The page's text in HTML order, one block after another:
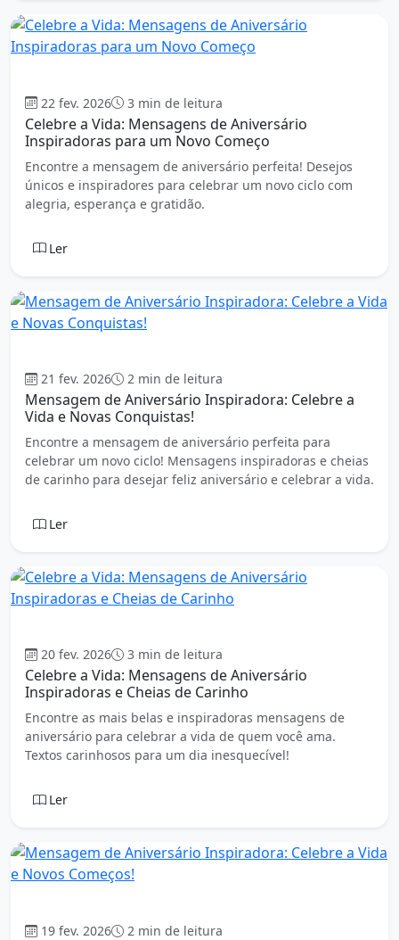
22 fev. 2026 3 min de leitura
Celebre a Vida: Mensagens de Aniversário
Inspiradoras para um Novo Começo
Encontre a mensagem de aniversário perfeita! Desejos
únicos e inspiradores para celebrar um novo ciclo com
alegria, esperança e gratidão.
Ler
21 fev. 2026 2 min de leitura
Mensagem de Aniversário Inspiradora: Celebre a
Vida e Novas Conquistas!
Encontre a mensagem de aniversário perfeita para
celebrar um novo ciclo! Mensagens inspiradoras e cheias
de carinho para desejar feliz aniversário e celebrar a vida.
Ler
20 fev. 2026 3 min de leitura
Celebre a Vida: Mensagens de Aniversário
Inspiradoras e Cheias de Carinho
Encontre as mais belas e inspiradoras mensagens de
aniversário para celebrar a vida de quem você ama.
Textos carinhosos para um dia inesquecível!
Ler
19 fev. 2026 2 min de leitura